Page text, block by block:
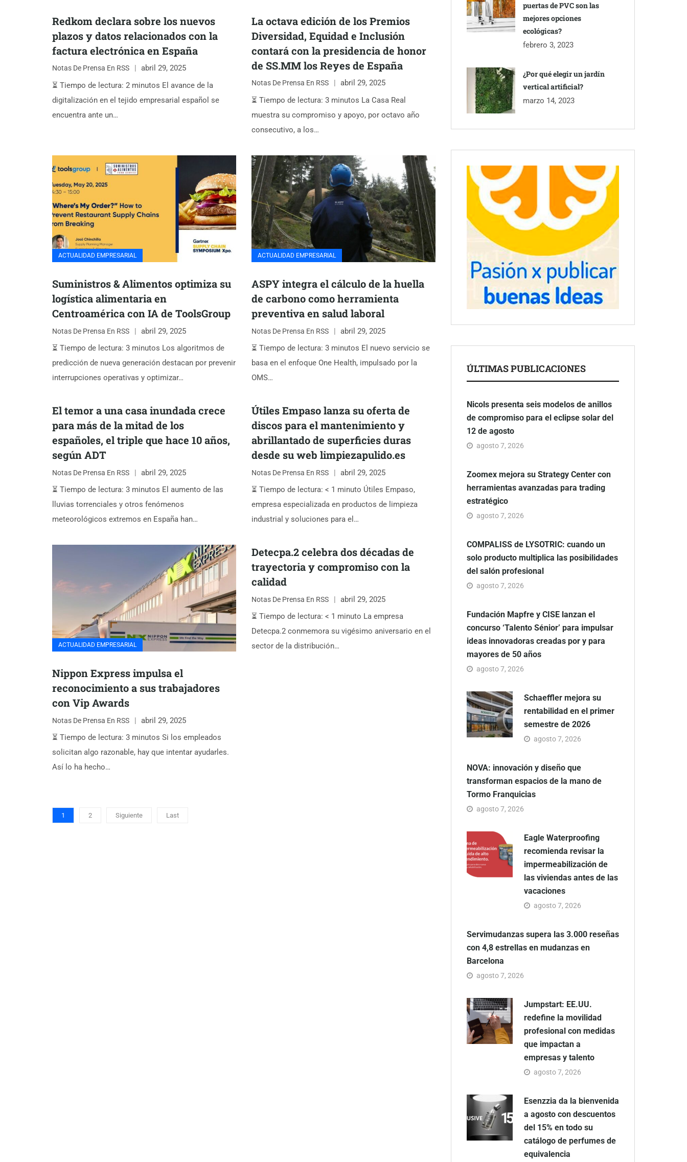
Redkom declara sobre los nuevos
plazos y datos relacionados con la
factura electrónica en España
Notas De Prensa En RSS
abril 29, 2025
⏳ Tiempo de lectura: 2 minutos El avance de la
digitalización en el tejido empresarial español se
encuentra ante un…
La octava edición de los Premios
Diversidad, Equidad e Inclusión
contará con la presidencia de honor
de SS.MM los Reyes de España
Notas De Prensa En RSS
abril 29, 2025
⏳ Tiempo de lectura: 3 minutos La Casa Real
muestra su compromiso y apoyo, por octavo año
consecutivo, a los…
ACTUALIDAD EMPRESARIAL
Suministros & Alimentos optimiza su
logística alimentaria en
Centroamérica con IA de ToolsGroup
Notas De Prensa En RSS
abril 29, 2025
⏳ Tiempo de lectura: 3 minutos Los algoritmos de
predicción de nueva generación destacan por prevenir
interrupciones operativas y optimizar…
ACTUALIDAD EMPRESARIAL
ASPY integra el cálculo de la huella
de carbono como herramienta
preventiva en salud laboral
Notas De Prensa En RSS
abril 29, 2025
⏳ Tiempo de lectura: 3 minutos El nuevo servicio se
basa en el enfoque One Health, impulsado por la
OMS…
El temor a una casa inundada crece
para más de la mitad de los
españoles, el triple que hace 10 años,
según ADT
Notas De Prensa En RSS
abril 29, 2025
⏳ Tiempo de lectura: 3 minutos El aumento de las
lluvias torrenciales y otros fenómenos
meteorológicos extremos en España han…
Útiles Empaso lanza su oferta de
discos para el mantenimiento y
abrillantado de superficies duras
desde su web limpiezapulido.es
Notas De Prensa En RSS
abril 29, 2025
⏳ Tiempo de lectura: < 1 minuto Útiles Empaso,
empresa especializada en productos de limpieza
industrial y soluciones para el…
ACTUALIDAD EMPRESARIAL
Nippon Express impulsa el
reconocimiento a sus trabajadores
con Vip Awards
Notas De Prensa En RSS
abril 29, 2025
⏳ Tiempo de lectura: 3 minutos Si los empleados
solicitan algo razonable, hay que intentar ayudarles.
Así lo ha hecho…
Detecpa.2 celebra dos décadas de
trayectoria y compromiso con la
calidad
Notas De Prensa En RSS
abril 29, 2025
⏳ Tiempo de lectura: < 1 minuto La empresa
Detecpa.2 conmemora su vigésimo aniversario en el
sector de la distribución…
1 2 Siguiente Last
puertas de PVC son las
mejores opciones
ecológicas?
febrero 3, 2023
¿Por qué elegir un jardín
vertical artificial?
marzo 14, 2023
ÚLTIMAS PUBLICACIONES
Nicols presenta seis modelos de anillos
de compromiso para el eclipse solar del
12 de agosto
agosto 7, 2026
Zoomex mejora su Strategy Center con
herramientas avanzadas para trading
estratégico
agosto 7, 2026
COMPALISS de LYSOTRIC: cuando un
solo producto multiplica las posibilidades
del salón profesional
agosto 7, 2026
Fundación Mapfre y CISE lanzan el
concurso ‘Talento Sénior’ para impulsar
ideas innovadoras creadas por y para
mayores de 50 años
agosto 7, 2026
Schaeffler mejora su
rentabilidad en el primer
semestre de 2026
agosto 7, 2026
NOVA: innovación y diseño que
transforman espacios de la mano de
Tormo Franquicias
agosto 7, 2026
Eagle Waterproofing
recomienda revisar la
impermeabilización de
las viviendas antes de las
vacaciones
agosto 7, 2026
Servimudanzas supera las 3.000 reseñas
con 4,8 estrellas en mudanzas en
Barcelona
agosto 7, 2026
Jumpstart: EE.UU.
redefine la movilidad
profesional con medidas
que impactan a
empresas y talento
agosto 7, 2026
Esenzzia da la bienvenida
a agosto con descuentos
del 15% en todo su
catálogo de perfumes de
equivalencia